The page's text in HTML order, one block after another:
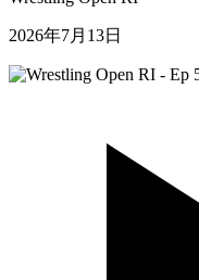
2026年7月13日